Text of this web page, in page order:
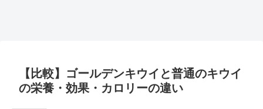
【比較】ゴールデンキウイと普通のキウイ
の栄養・効果・カロリーの違い